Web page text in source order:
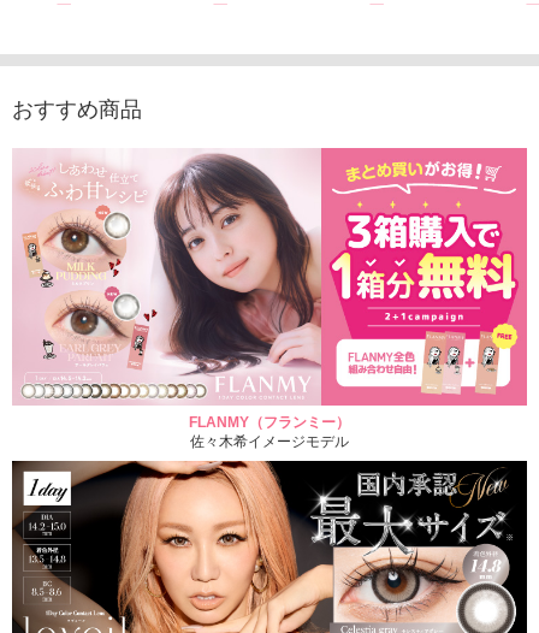
おすすめ商品
FLANMY（フランミー）
佐々木希イメージモデル